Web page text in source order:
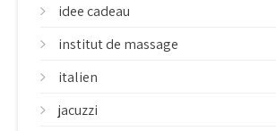
idee cadeau
institut de massage
italien
jacuzzi